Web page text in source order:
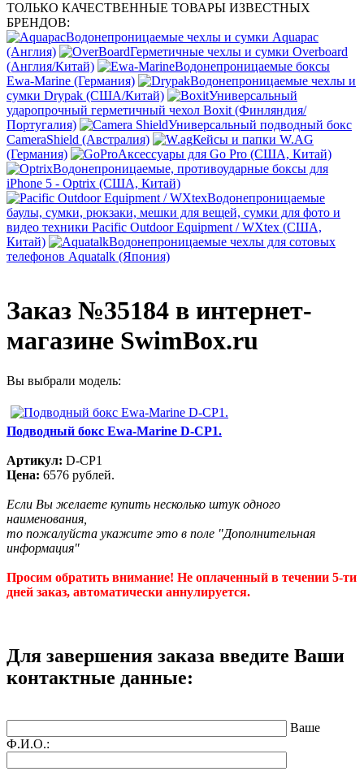
ТОЛЬКО КАЧЕСТВЕННЫЕ ТОВАРЫ ИЗВЕСТНЫХ
БРЕНДОВ:
Водонепроницаемые чехлы и сумки Aquapac
(Англия)
Герметичные чехлы и сумки Overboard
(Англия/Китай)
Водонепроницаемые боксы
Ewa-Marine (Германия)
Водонепроницаемые чехлы и
сумки Drypak (США/Китай)
Универсальный
ударопрочный герметичный чехол Boxit (Финляндия/
Португалия)
Универсальный подводный бокс
CameraShield (Австралия)
Кейсы и папки W.AG
(Германия)
Аксессуары для Go Pro (США, Китай)
Водонепроницаемые, противоударные боксы для
iPhone 5 - Optrix (США, Китай)
Водонепроницаемые
баулы, сумки, рюкзаки, мешки для вещей, сумки для фото и
видео техники Pacific Outdoor Equipment / WXtex (США,
Китай)
Водонепроницаемые чехлы для сотовых
телефонов Aquatalk (Япония)
Заказ №35184 в интернет-
магазине SwimBox.ru
Вы выбрали модель:
Подводный бокс Ewa-Marine D-CP1.
Артикул: D-CP1
Цена: 6576 рублей.
Если Вы желаете купить несколько штук одного
наименования,
то пожалуйста укажите это в поле "Дополнительная
информация"
Просим обратить внимание! Не оплаченный в течении 5-ти
дней заказ, автоматически аннулируется.
Для завершения заказа введите Ваши
контактные данные:
Ваше
Ф.И.О.: